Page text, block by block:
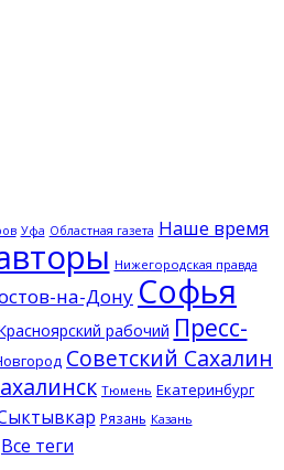
Уфа Областная газета Наше время
Нижегородская правда
на-Дону Софья
рабочий Пресс-
Советский Сахалин
Тюмень Екатеринбург
Рязань Казань
Все теги